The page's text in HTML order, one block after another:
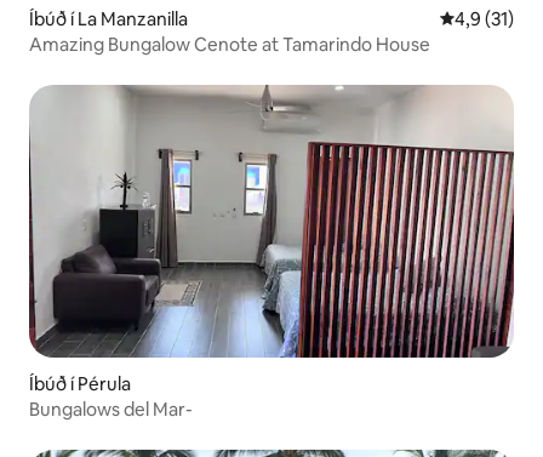
Íbúð í La Manzanilla 4,9 af 5 í
4,9 (31)
Amazing Bungalow Cenote at Tamarindo House
Íbúð í Pérula
Bungalows del Mar-